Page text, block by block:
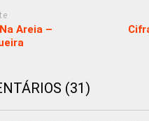
Areia –
(31)